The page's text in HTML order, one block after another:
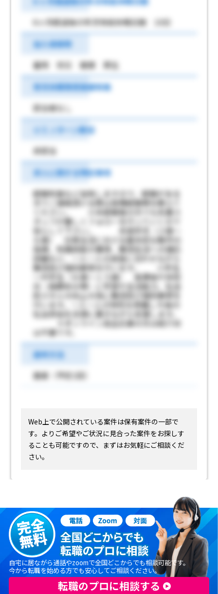
6ヶ月経過後の年次有給休暇日数 10日
加入保険等
雇用 労災 健康 厚生
育児休業取得実績有無
該当者なし
ＵＩＪターン歓迎
非該当
求人に関する特記事項
経験年数など加味しますので、経験がある
方でご連絡頂ける際は実務経験等を教えて
ください。 ※未経験者の方でも先輩ス
タッフが優しくフォローを行っていくので
安心して下さい。 未就学児（３歳～
６歳） 日常生活における基本的な動作の
指導、知識技能の獲得、集団生活への適応
訓練など、一人一人の成長に合わせながら
集団及び個別療育を行います。 小学生
～中学生（６歳～１５歳） 放課後や休校
日（長期休み等）に学習や生活能力、社会
的スキルの向上の為に集団及び個別療育を
行います。一人一人の特性を把握し今後の
社会参加を念頭に置きながら支援します。
＊オンライン自主応募の方は紹介状
は不要です。
選考方法
面接（予定1回）
Web上で公開されている案件は保有案件の一部で
す。 よりご希望やご状況に見合った案件をお探しす
ることも可能ですので、まずはお気軽にご相談くだ
さい。
自宅に居ながら通話やzoomで全国どこからでも相談可能です。
今から転職を始める方でも安心してご相談ください。
転職のプロに相談する